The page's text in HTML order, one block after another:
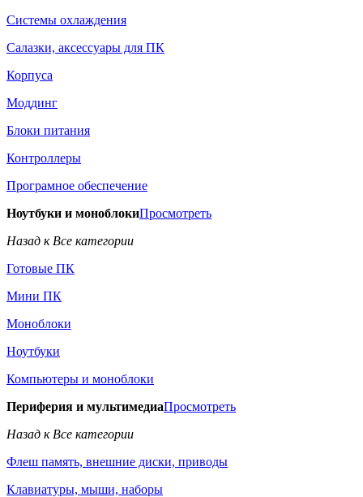
Системы охлаждения
Салазки, аксессуары для ПК
Корпуса
Моддинг
Блоки питания
Контроллеры
Програмное обеспечение
Ноутбуки и моноблокиПросмотреть
Назад к Все категории
Готовые ПК
Мини ПК
Моноблоки
Ноутбуки
Компьютеры и моноблоки
Периферия и мультимедиаПросмотреть
Назад к Все категории
Флеш память, внешние диски, приводы
Клавиатуры, мыши, наборы